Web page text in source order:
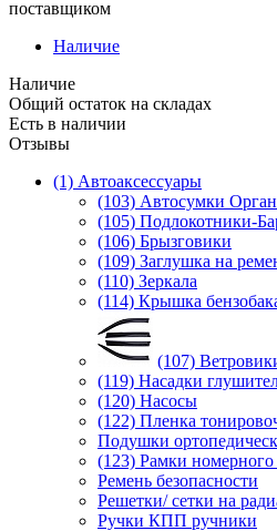
поставщиком
Наличие
Наличие
Общий остаток на складах
Есть в наличии
Отзывы
(1) Автоаксессуары
(103) Автосумки
(105) Подлокотники-
(106) Брызговики
(109) Заглушка на
(110) Зеркала
(114) Крышка
(107)
(119) Насадки
(120) Насосы
(122) Пленка
Подушки
(123) Рамки номерного
Ремень безопасности
Решетки/ сетки на
Ручки КПП ручники